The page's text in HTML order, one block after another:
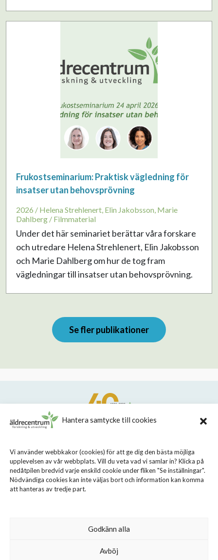
Hantera samtycke till cookies
Vi använder webbkakor (cookies) för att ge dig den bästa möjliga
upplevelsen av vår webbplats. Vill du veta vad vi samlar in? Klicka på
nedåtpilen bredvid varje enskild cookie under fliken "Se inställningar".
Nödvändiga cookies kan inte väljas bort och information kan komma
att hanteras av tredje part.
Godkänn alla
Avböj
Frukostseminarium: Praktisk vägledning för
insatser utan behovsprövning
2026 / Helena Strehlenert, Elin Jakobsson, Marie
Dahlberg / Filmmaterial
Under det här seminariet berättar våra forskare
och utredare Helena Strehlenert, Elin Jakobsson
och Marie Dahlberg om hur de tog fram
vägledningar till insatser utan behovsprövning.
Se fler publikationer
Sveavägen 155, 113 46 Stockholm
08 - 690 58 00
info@aldrecentrum.se
Talande webb
Personuppgiftspolicy